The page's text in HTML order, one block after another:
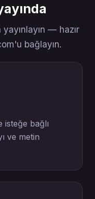
— hazır
bağlayın.
bağlı
ve metin